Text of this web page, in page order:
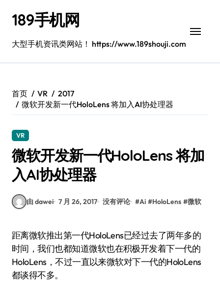
189手机网
大型手机资讯类网站！ https://www.189shouji.com
首页 VR
2017
微软开发新一代HoloLens 将加入AI协处理器
VR
微软开发新一代HoloLens 将加
入AI协处理器
由 dawei 7 月 26, 2017 没有评论 #Ai #HoloLens #微软
距离微软推出第一代HoloLens已经过去了两年多的
时间，我们也都知道微软也在积极开发着下一代的
HoloLens，不过一直以来微软对下一代的HoloLens
都谈得不多。